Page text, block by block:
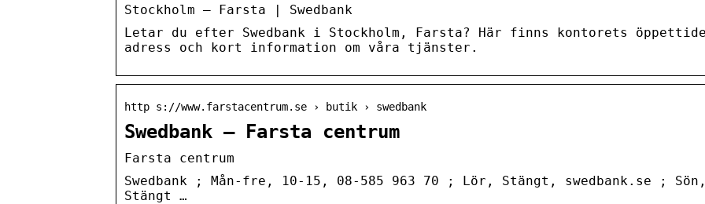
Stockholm – Farsta | Swedbank
Letar du efter Swedbank i Stockholm, Farsta? Här finns kontorets
adress och kort information om våra tjänster.
http s://www.farstacentrum.se › butik › swedbank
Swedbank – Farsta centrum
Farsta centrum
Swedbank ; Mån-fre, 10-15, 08-585 963 70 ; Lör, Stängt, swedbank.se ; Sön,
Stängt …